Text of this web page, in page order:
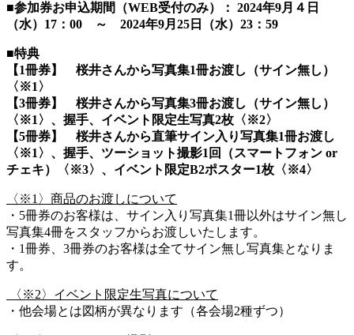
■参加券お申込期間（WEB受付のみ）： 2024年9月４日
（水）17：00 ～ 2024年9月25日（水）23：59
■特典
【1冊券】 桜井さんから写真集1冊お渡し（サイン無し）
〈※1〉
【3冊券】 桜井さんから写真集3冊お渡し（サイン無し）
〈※1〉、握手、イベント限定生写真2枚〈※2〉
【5冊券】 桜井さんから直筆サイン入り写真集1冊お渡し
〈※1〉、握手、ツーショット撮影1回（スマートフォン or
チェキ）〈※3〉、イベント限定B2ポスター1枚〈※4〉
〈※1〉商品のお渡しについて
・5冊券のお客様は、サイン入り写真集1冊以外はサイン無し
写真集4冊をスタッフからお渡しいたします。
・1冊券、3冊券のお客様は全てサイン無し写真集となりま
す。
〈※2〉イベント限定生写真について
・他会場とは図柄が異なります（各会場2種ずつ）